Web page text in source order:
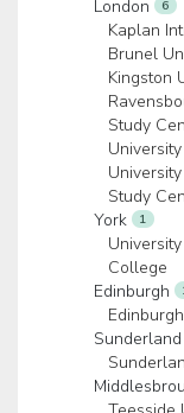
London
6
Kaplan
Brunel
Kingston
Study
Study
York
1
College
Edinburgh
Sunderland